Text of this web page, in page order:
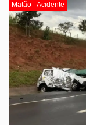
Matão - Acidente